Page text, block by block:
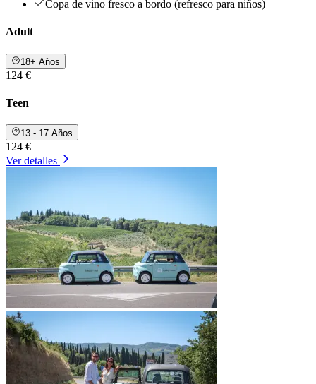
Copa de vino fresco a bordo (refresco para niños)
Adult
18+ Años
124 €
Teen
13 - 17 Años
124 €
Ver detalles